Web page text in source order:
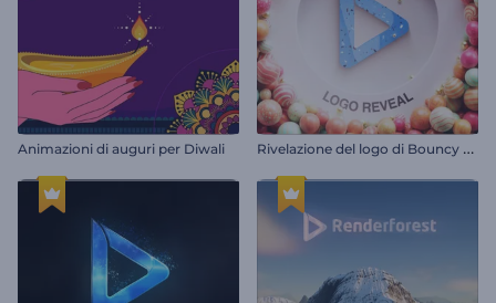
Animazioni di auguri per Diwali R
ivelazione del logo di Bouncy Balls